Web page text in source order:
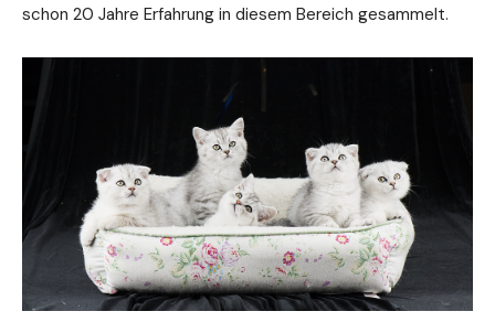
schon 20 Jahre Erfahrung in diesem Bereich gesammelt.